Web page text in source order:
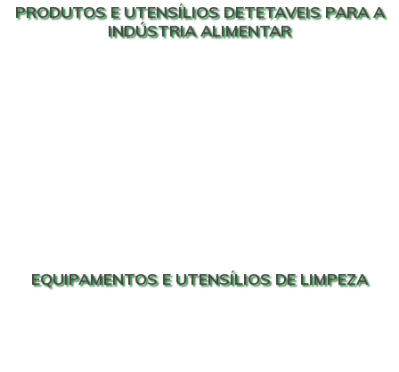
PRODUTOS E UTENSÍLIOS DETETAVEIS PARA A
INDÚSTRIA ALIMENTAR
EQUIPAMENTOS E UTENSÍLIOS DE LIMPEZA